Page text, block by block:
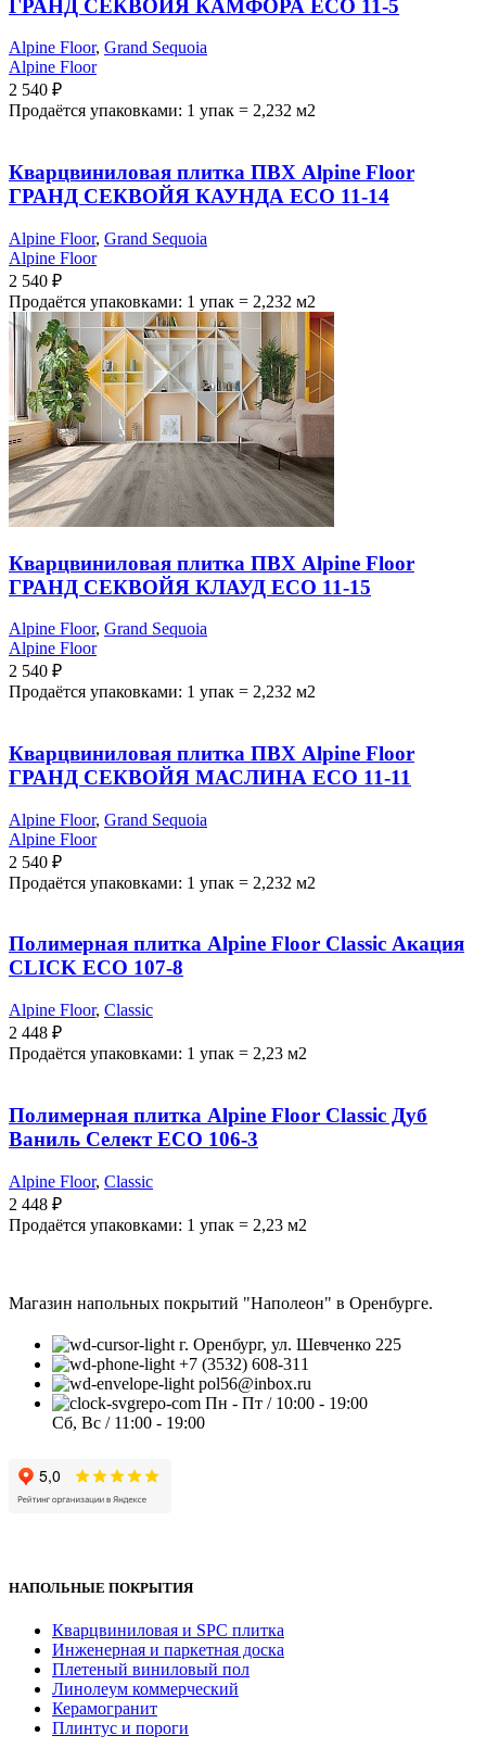
ГРАНД СЕКВОЙЯ КАМФОРА ECO 11-5
Alpine Floor, Grand Sequoia
Alpine Floor
2 540 ₽
Продаётся упаковками: 1 упак = 2,232 м2
Кварцвиниловая плитка ПВХ Alpine Floor
ГРАНД СЕКВОЙЯ КАУНДА ECO 11-14
Alpine Floor, Grand Sequoia
Alpine Floor
2 540 ₽
Продаётся упаковками: 1 упак = 2,232 м2
Кварцвиниловая плитка ПВХ Alpine Floor
ГРАНД СЕКВОЙЯ КЛАУД ECO 11-15
Alpine Floor, Grand Sequoia
Alpine Floor
2 540 ₽
Продаётся упаковками: 1 упак = 2,232 м2
Кварцвиниловая плитка ПВХ Alpine Floor
ГРАНД СЕКВОЙЯ МАСЛИНА ECO 11-11
Alpine Floor, Grand Sequoia
Alpine Floor
2 540 ₽
Продаётся упаковками: 1 упак = 2,232 м2
Полимерная плитка Alpine Floor Classic Акация
CLICK ЕСО 107-8
Alpine Floor, Classic
2 448 ₽
Продаётся упаковками: 1 упак = 2,23 м2
Полимерная плитка Alpine Floor Classic Дуб
Ваниль Селект ECO 106-3
Alpine Floor, Classic
2 448 ₽
Продаётся упаковками: 1 упак = 2,23 м2
Магазин напольных покрытий "Наполеон" в Оренбурге.
г. Оренбург, ул. Шевченко 225
+7 (3532) 608-311
pol56@inbox.ru
Пн - Пт / 10:00 - 19:00
Сб, Вс / 11:00 - 19:00
НАПОЛЬНЫЕ ПОКРЫТИЯ
Кварцвиниловая и SPC плитка
Инженерная и паркетная доска
Плетеный виниловый пол
Линолеум коммерческий
Керамогранит
Плинтус и пороги